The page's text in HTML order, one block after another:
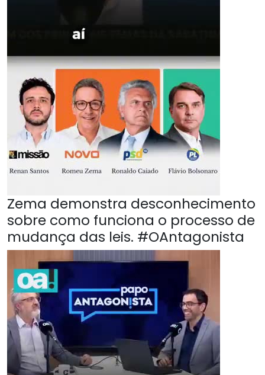
Zema demonstra desconhecimento
sobre como funciona o processo de
mudança das leis. #OAntagonista